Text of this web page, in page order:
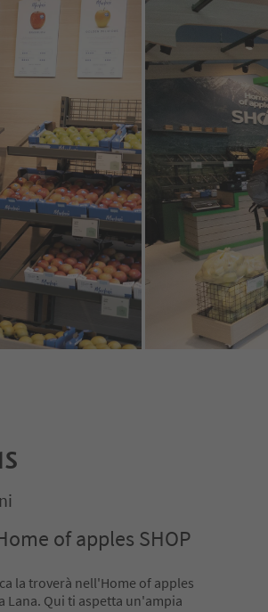
of apples SHOP
la troverà nell'Home of apples
Lana. Qui ti aspetta un'ampia